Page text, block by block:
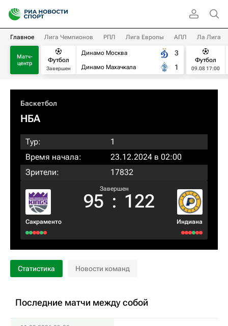
Главное Лига Чемпионов РПЛ Лига Европы АПЛ Ла Лига
Матч-
центр
Футбол
Завершен
Динамо Москва
Динамо Махачкала
3
1
Футбол
09.08 17:00
Баскетбол
НБА
Тур:
1
Время начала:
23.12.2024 в 02:00
Зрители:
17832
Сакраменто
Завершен
95 : 122
Индиана
Статистика Новости команд
Последние матчи между собой